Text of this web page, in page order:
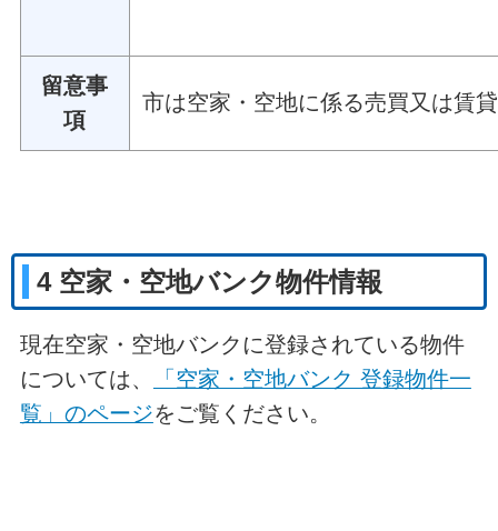
留意事
項
市は空家・空地に係る売買又は賃
4 空家・空地バンク物件情報
現在空家・空地バンクに登録されている物件
については、
「空家・空地バンク 登録物件一
覧」のページをご覧ください。